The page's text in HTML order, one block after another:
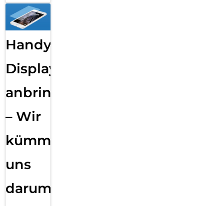
Handy
Displayfolie
anbringen
– Wir
kümmern
uns
darum!